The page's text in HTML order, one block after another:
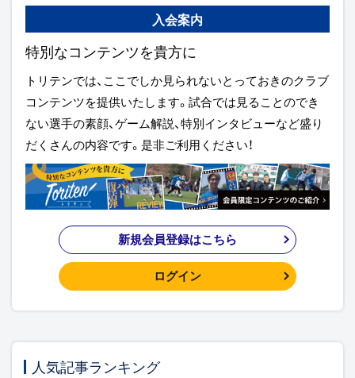
入会案内
特別なコンテンツを貴方に
トリテンでは、ここでしか見られないとっておきのクラブ
コンテンツを提供いたします。試合では見ることのでき
ない選手の素顔、ゲーム解説、特別インタビューなど盛り
だくさんの内容です。是非ご利用ください！
新規会員登録はこちら
ログイン
人気記事ランキング